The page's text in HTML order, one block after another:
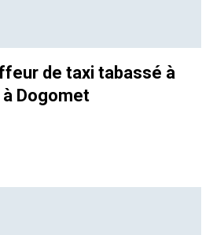
de taxi tabassé à
à Dogomet